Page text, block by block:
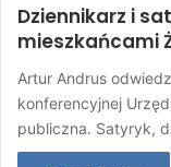
Dziennikarz i
mieszkańcami
Artur Andrus
konferencyjnej
publiczna. Satyryk,